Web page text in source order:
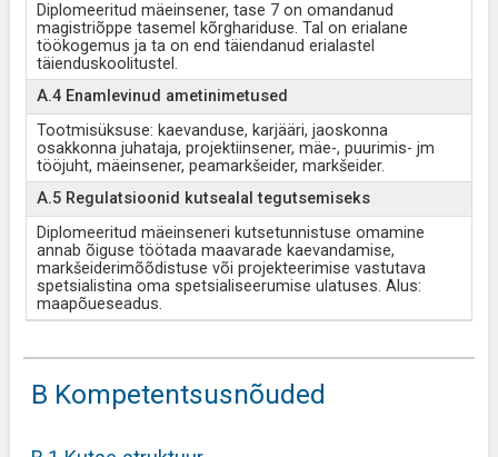
Diplomeeritud mäeinsener, tase 7 on omandanud
magistriõppe tasemel kõrghariduse. Tal on erialane
töökogemus ja ta on end täiendanud erialastel
täienduskoolitustel.
A.4 Enamlevinud ametinimetused
Tootmisüksuse: kaevanduse, karjääri, jaoskonna
osakkonna juhataja, projektiinsener, mäe-, puurimis- jm
tööjuht, mäeinsener, peamarkšeider, markšeider.
A.5 Regulatsioonid kutsealal tegutsemiseks
Diplomeeritud mäeinseneri kutsetunnistuse omamine
annab õiguse töötada maavarade kaevandamise,
markšeiderimõõdistuse või projekteerimise vastutava
spetsialistina oma spetsialiseerumise ulatuses. Alus:
maapõueseadus.
B Kompetentsusnõuded